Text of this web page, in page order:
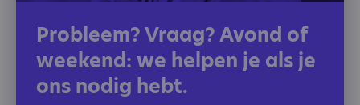
Probleem? Vraag? Avond of
weekend: we helpen je als je
ons nodig hebt.